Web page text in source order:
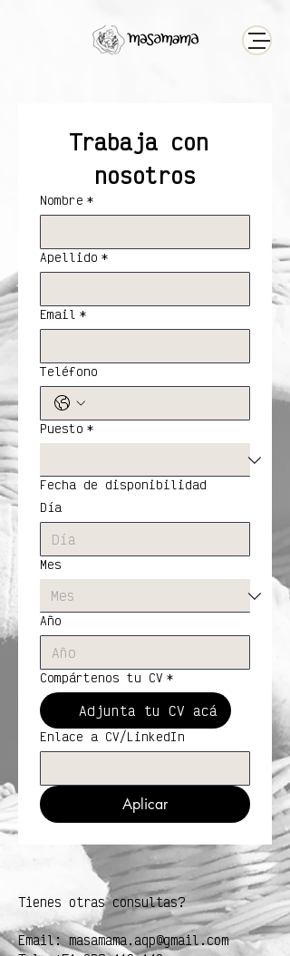
Trabaja con
nosotros
Nombre *
Apellido *
Email *
Teléfono
Puesto *
Fecha de disponibilidad
Día
Mes
Año
Compártenos tu CV *
Adjunta tu CV acá
Enlace a CV/LinkedIn
Aplicar
Tienes otras consultas?
Email:masamama.aqp@gmail.com